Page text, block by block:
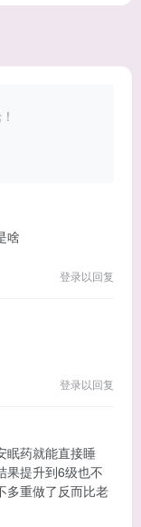
啥
登录以回复
登录以回复
眠药就能直接睡
果提升到6级也不
多重做了反而比老